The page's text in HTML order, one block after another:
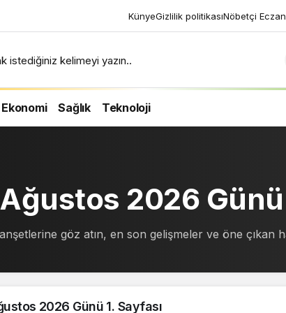
tekniği ile 2 KünyeGizlilik politikasıNöbetçi
istediğiniz kelimeyi yazın..
Ekonomi Sağlık Teknoloji
2026
göz atın, en son gelişmeler ve öne çıkan
2026 Günü 1. Sayfası